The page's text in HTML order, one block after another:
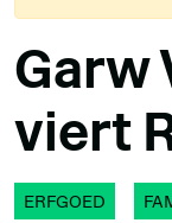
Garw
viert
ERFGOED